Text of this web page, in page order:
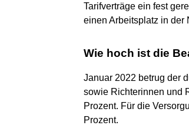
Tarifverträge ein fest
einen Arbeitsplatz in der
Wie hoch ist die
Januar 2022 betrug der
sowie Richterinnen und
Prozent. Für die
Prozent.